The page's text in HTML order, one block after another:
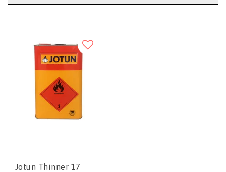
Jotun Thinner 17